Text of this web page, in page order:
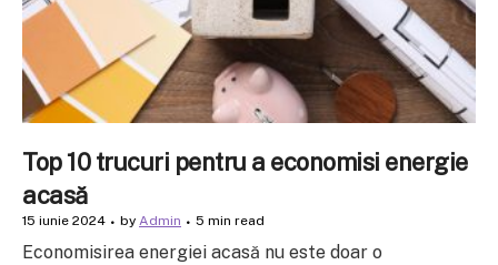
Top 10 trucuri pentru a economisi energie
acasă
15 iunie 2024 by Admin 5 min read
Economisirea energiei acasă nu este doar o